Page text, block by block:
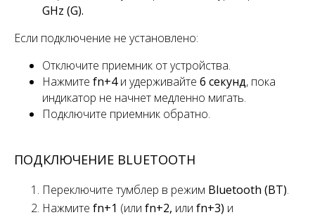
GHz (G).
Если подключение не установлено:
Отключите приемник от устройства.
Нажмите fn+4и удерживайте 6 секунд, пока
индикатор не начнет медленно мигать.
Подключите приемник обратно.
ПОДКЛЮЧЕНИЕ BLUETOOTH
Переключите тумблер в режим Bluetooth (BT).
Нажмите fn+1 (или fn+2, или fn+3) и